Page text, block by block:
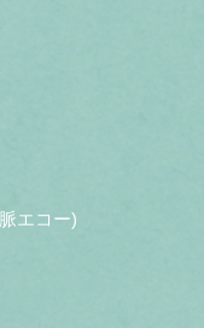
エコー)